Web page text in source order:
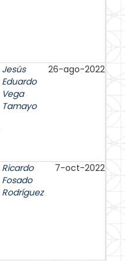
Jesús
Eduardo
Vega
Tamayo
26-ago-2022
Ricardo
Fosado
Rodríguez
7-oct-2022